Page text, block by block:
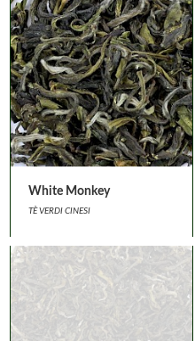
White Monkey
TÈ VERDI CINESI